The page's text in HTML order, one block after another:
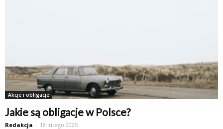
Akcje i obligacje
Jakie są obligacje w Polsce?
Redakcja - 18 lutego 2025